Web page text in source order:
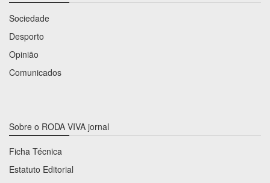
Sociedade
Desporto
Opinião
Comunicados
Sobre o RODA VIVA jornal
Ficha Técnica
Estatuto Editorial